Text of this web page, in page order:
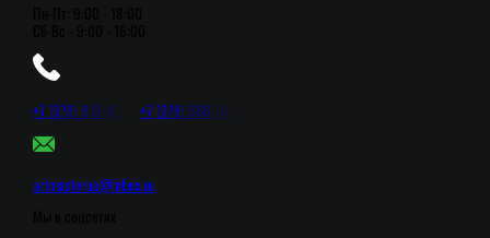
+7 (978) 812-45- +7 (978) 658-78
artmasterua@inbox.ru